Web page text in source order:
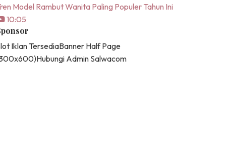
Model Rambut Wanita Paling Populer Tahun Ini
10:05
Iklan TersediaBanner Half Page
Hubungi Admin Salwacom